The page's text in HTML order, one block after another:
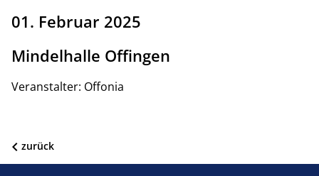
01. Februar 2025
Mindelhalle Offingen
Veranstalter: Offonia
zurück